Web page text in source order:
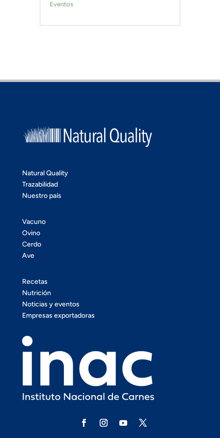
Eventos
Natural Quality
Trazabilidad
Nuestro país
Vacuno
Ovino
Cerdo
Ave
Recetas
Nutrición
Noticias y eventos
Empresas exportadoras